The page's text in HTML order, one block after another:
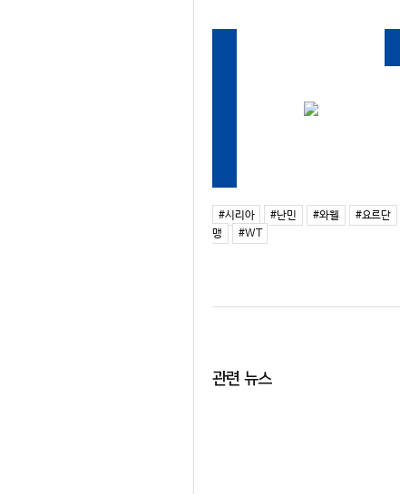
#시리아 #난민 #와웰 #요르단
맹
#WT
관련 뉴스